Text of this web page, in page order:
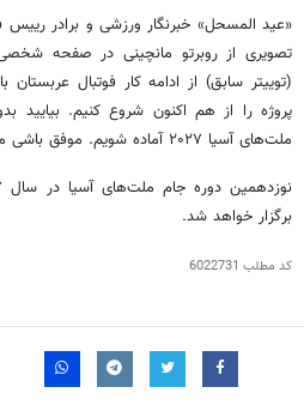
«عید المسحل» خبرنگار ورزشی و برادر رییس
تصویری از روبرتو مانچینی در صفحه
(توییتر سابق) از ادامه کار فوتبال
پروژه را از هم اکنون شروع کنیم.
ملت‌های آسیا ۲۰۲۷ آماده شویم. موفق باشی مربی.
برگزار خواهد شد.
کد مطلب 6022731